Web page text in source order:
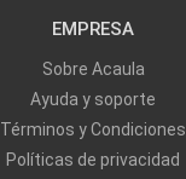
EMPRESA
Sobre Acaula
Ayuda y soporte
Términos y Condiciones
Políticas de privacidad